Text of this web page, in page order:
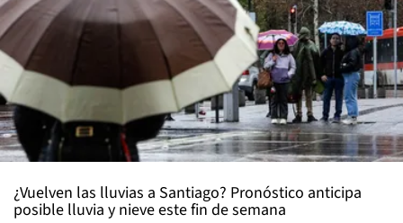
¿Vuelven las lluvias a Santiago? Pronóstico anticipa
posible lluvia y nieve este fin de semana